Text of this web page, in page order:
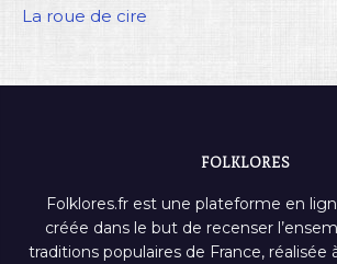
La roue de cire
FOLKLORES
Folklores.fr est une plateforme en
créée dans le but de recenser
traditions populaires de France, réalisée